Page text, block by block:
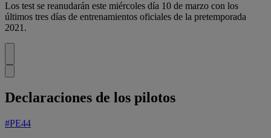
Los test se reanudarán este miércoles día 10 de marzo con los
últimos tres días de entrenamientos oficiales de la pretemporada
2021.
Declaraciones de los pilotos
#PE44